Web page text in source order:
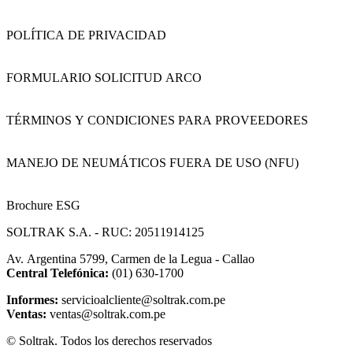
POLÍTICA DE PRIVACIDAD
FORMULARIO SOLICITUD ARCO
TÉRMINOS Y CONDICIONES PARA PROVEEDORES
MANEJO DE NEUMÁTICOS FUERA DE USO (NFU)
Brochure ESG
SOLTRAK S.A. - RUC: 20511914125
Av. Argentina 5799, Carmen de la Legua - Callao
Central Telefónica: (01) 630-1700
Informes: servicioalcliente@soltrak.com.pe
Ventas: ventas@soltrak.com.pe
© Soltrak. Todos los derechos reservados